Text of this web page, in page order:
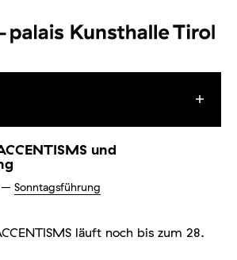
und
– Sonntagsführung
läuft noch bis zum 28.